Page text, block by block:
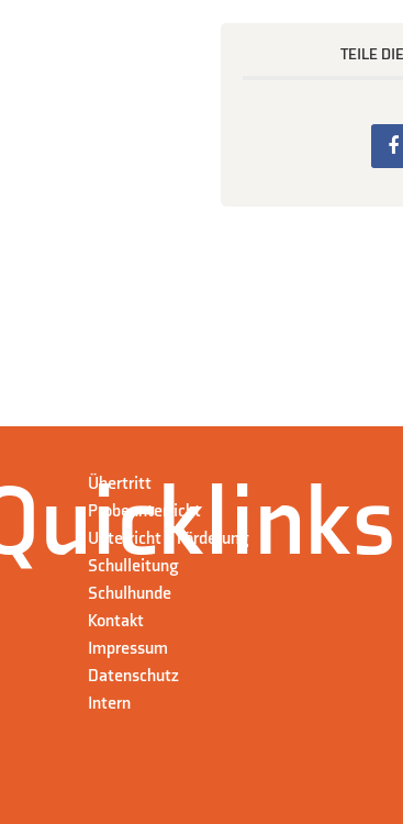
TEILE
Übertritt
Probeunterricht
Unterricht + Förderung
Schulleitung
Schulhunde
Kontakt
Impressum
Datenschutz
Intern